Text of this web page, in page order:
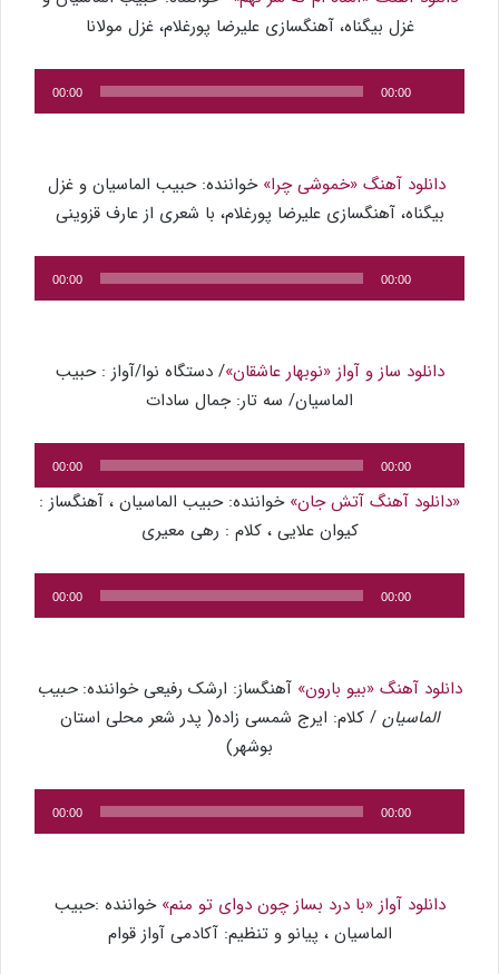
غزل بیگناه، آهنگسازی علیرضا پورغلام، غزل مولانا
پخش‌کننده
صوت
00:00
00:00
دانلود آهنگ «خموشی چرا» خواننده: حبیب الماسیان و غزل
بیگناه، آهنگسازی علیرضا پورغلام، با شعری از عارف قزوینی
پخش‌کننده
صوت
00:00
00:00
دانلود ساز و آواز «نوبهار عاشقان»/ دستگاه نوا/آواز : حبیب
الماسیان/ سه تار: جمال سادات
پخش‌کننده
صوت
00:00
00:00
«دانلود آهنگ آتش جان» خواننده: حبیب الماسیان ، آهنگساز :
کیوان علایی ، کلام : رهی معیری
پخش‌کننده
صوت
00:00
00:00
دانلود آهنگ «بیو بارون» آهنگساز: ارشک رفیعی خواننده:حبیب
الماسیان / کلام: ایرج شمسی زاده( پدر شعر محلی استان
بوشهر)
پخش‌کننده
صوت
00:00
00:00
دانلود آواز «با درد بساز چون دوای تو منم» خواننده :حبیب
الماسیان ، پیانو و تنظیم: آکادمی آواز قوام